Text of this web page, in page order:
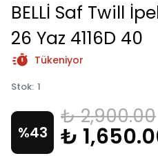
BELLİ Saf Twill
26 Yaz 4116D 40
Tükeniyor
Stok: 1
%43
₺ 2,900.00
₺